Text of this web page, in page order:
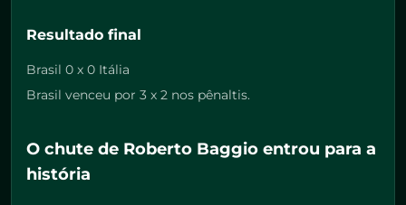
Resultado final
Brasil 0 x 0 Itália
Brasil venceu por 3 x 2 nos pênaltis.
O chute de Roberto Baggio entrou para a
história